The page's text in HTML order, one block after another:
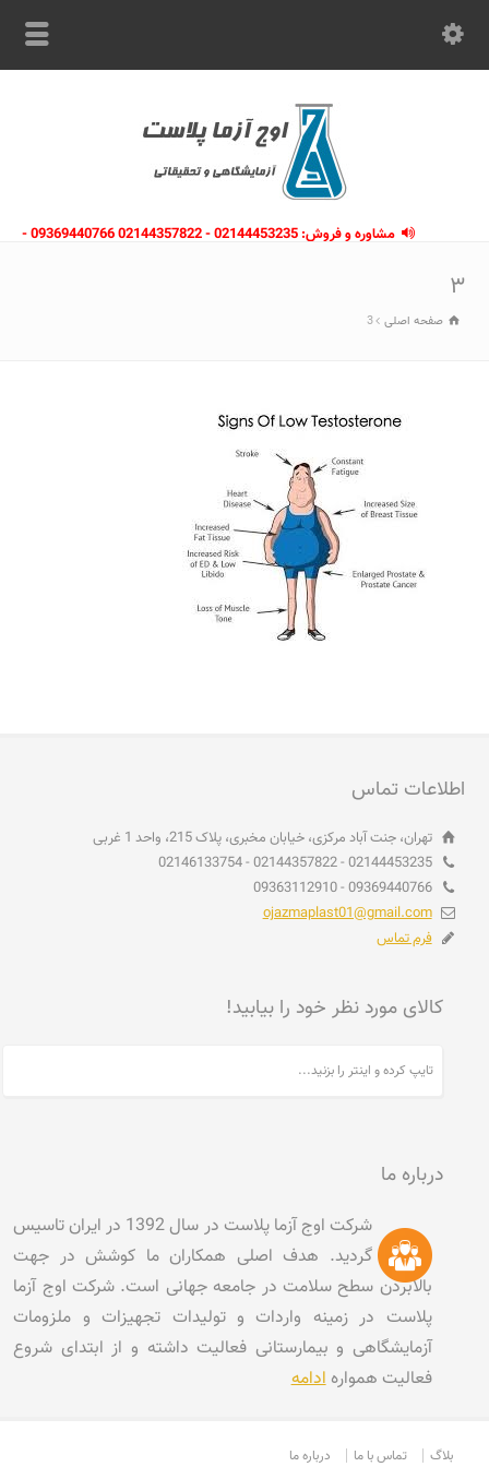
مشاوره و فروش: 02144453235 - 02144357822 09369440766 -
۳
صفحه اصلی 3
اطلاعات تماس
تهران، جنت آباد مرکزی، خیابان مخبری، پلاک 215، واحد 1 غربی
02144453235 - 02144357822 - 02146133754
09369440766 - 09363112910
ojazmaplast01@gmail.com
فرم تماس
کالای مورد نظر خود را بیابید!
درباره ما
شرکت اوج آزما پلاست در سال 1392 در ایران تاسیس
گردید. هدف اصلی همکاران ما کوشش در جهت
بالابردن سطح سلامت در جامعه جهانی است. شرکت اوج آزما
پلاست در زمینه واردات و تولیدات تجهیزات و ملزومات
آزمایشگاهی و بیمارستانی فعالیت داشته و از ابتدای شروع
فعالیت هموارهادامه
درباره ما تماس با ما بلاگ